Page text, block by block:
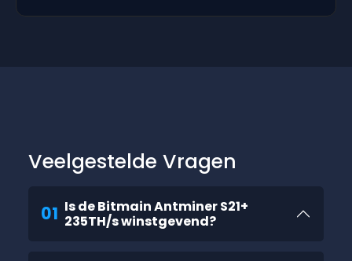
Veelgestelde Vragen
01 Is de Bitmain Antminer S21+
235TH/s winstgevend?